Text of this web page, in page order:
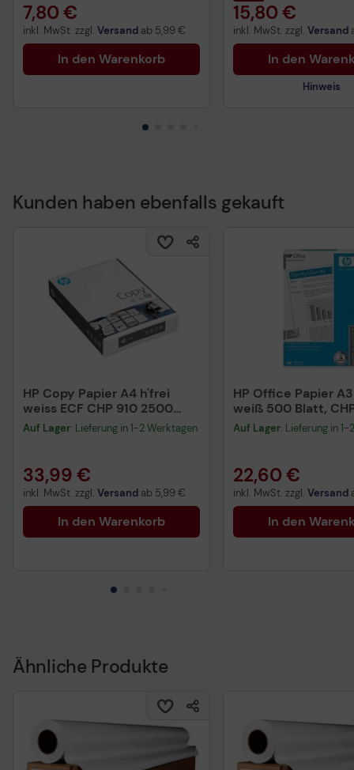
7,80 €
inkl. MwSt. zzgl. Versand ab 5,99 €
In den Warenkorb
15,80 €
inkl. MwSt. zzgl. Versand
In den
Hinweis
Technisches
Kunden haben ebenfalls gekauft
HP Copy Papier A4 h'frei
weiss ECF CHP 910 2500
Blatt
Auf Lager: Lieferung in 1-2 Werktagen
33,99 €
inkl. MwSt. zzgl. Versand ab 5,99 €
In den Warenkorb
HP Office Papier
weiß 500 Blatt,
Auf Lager: Lieferung in
22,60 €
inkl. MwSt. zzgl. Versand
In den
Ähnliche Produkte